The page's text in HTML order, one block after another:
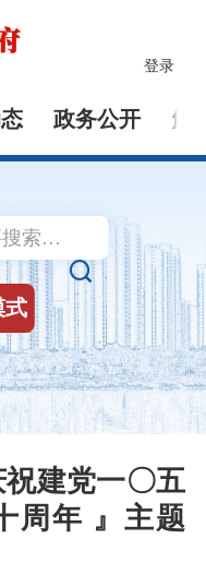
登录
政务公开 解

式
建党一〇五
周年 』主题